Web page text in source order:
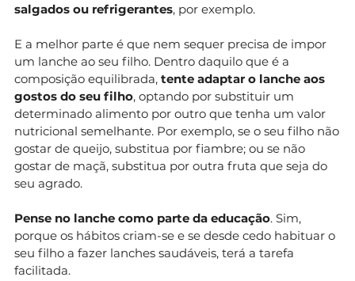
salgados ou refrigerantes, por exemplo.
E a melhor parte é que nem sequer precisa de impor
um lanche ao seu filho. Dentro daquilo que é a
composição equilibrada, tente adaptar o lanche aos
gostos do seu filho, optando por substituir um
determinado alimento por outro que tenha um valor
nutricional semelhante. Por exemplo, se o seu filho não
gostar de queijo, substitua por fiambre; ou se não
gostar de maçã, substitua por outra fruta que seja do
seu agrado.
Pense no lanche como parte da educação. Sim,
porque os hábitos criam-se e se desde cedo habituar o
seu filho a fazer lanches saudáveis, terá a tarefa
facilitada.